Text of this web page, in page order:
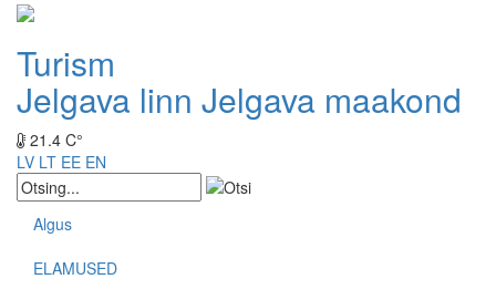
Turism
Jelgava linn Jelgava maakond
21.4 C°
LV LT EE EN
Algus
ELAMUSED